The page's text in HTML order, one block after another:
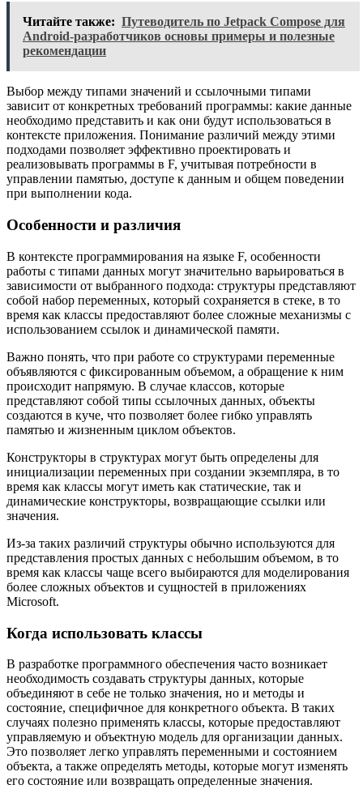
Читайте также: Путеводитель по Jetpack Compose для
Android-разработчиков основы примеры и полезные
рекомендации
Выбор между типами значений и ссылочными типами
зависит от конкретных требований программы: какие данные
необходимо представить и как они будут использоваться в
контексте приложения. Понимание различий между этими
подходами позволяет эффективно проектировать и
реализовывать программы в F, учитывая потребности в
управлении памятью, доступе к данным и общем поведении
при выполнении кода.
Особенности и различия
В контексте программирования на языке F, особенности
работы с типами данных могут значительно варьироваться в
зависимости от выбранного подхода: структуры представляют
собой набор переменных, который сохраняется в стеке, в то
время как классы предоставляют более сложные механизмы с
использованием ссылок и динамической памяти.
Важно понять, что при работе со структурами переменные
объявляются с фиксированным объемом, а обращение к ним
происходит напрямую. В случае классов, которые
представляют собой типы ссылочных данных, объекты
создаются в куче, что позволяет более гибко управлять
памятью и жизненным циклом объектов.
Конструкторы в структурах могут быть определены для
инициализации переменных при создании экземпляра, в то
время как классы могут иметь как статические, так и
динамические конструкторы, возвращающие ссылки или
значения.
Из-за таких различий структуры обычно используются для
представления простых данных с небольшим объемом, в то
время как классы чаще всего выбираются для моделирования
более сложных объектов и сущностей в приложениях
Microsoft.
Когда использовать классы
В разработке программного обеспечения часто возникает
необходимость создавать структуры данных, которые
объединяют в себе не только значения, но и методы и
состояние, специфичное для конкретного объекта. В таких
случаях полезно применять классы, которые предоставляют
управляемую и объектную модель для организации данных.
Это позволяет легко управлять переменными и состоянием
объекта, а также определять методы, которые могут изменять
его состояние или возвращать определенные значения.